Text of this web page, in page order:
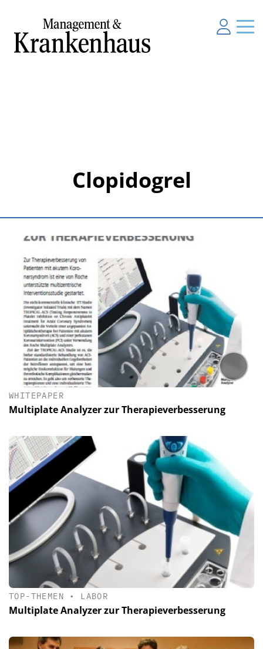
Clopidogrel
WHITEPAPER
Multiplate Analyzer zur Therapieverbesserung
TOP-THEMEN • LABOR
Multiplate Analyzer zur Therapieverbesserung